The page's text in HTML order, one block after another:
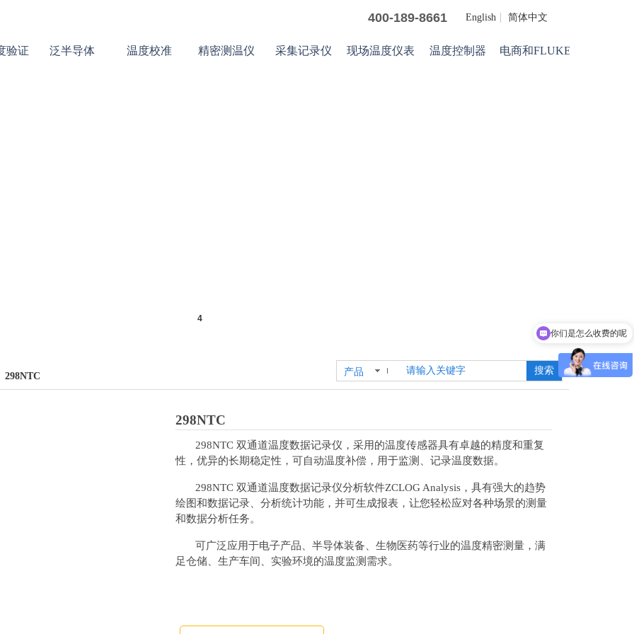
400-189-8661 English 简体中文
验证 泛半导体 温度校准 精密测温仪 采集记录仪 现场温度仪表 温度控制器 电商和FLUKE
产品 搜索
298NTC
298NTC
298NTC 双通道温度数据记录仪，采用的温度传感器具有卓越的精度和重复
性，优异的长期稳定性，可自动温度补偿，用于监测、记录温度数据。
298NTC 双通道温度数据记录仪分析软件ZCLOG Analysis，具有强大的趋势
绘图和数据记录、分析统计功能，并可生成报表，让您轻松应对各种场景的测量
和数据分析任务。
可广泛应用于电子产品、半导体装备、生物医药等行业的温度精密测量，满
足仓储、生产车间、实验环境的温度监测需求。
你们是怎么收费的呢